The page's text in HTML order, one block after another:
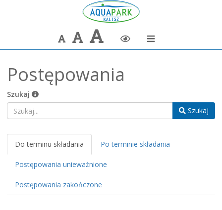
DomyślnaWiększa
czcionkaczcionka Zmiana
Postępowania
Szukaj
Szukaj
Do terminu składania Po terminie składania
Postępowania unieważnione
Postępowania zakończone